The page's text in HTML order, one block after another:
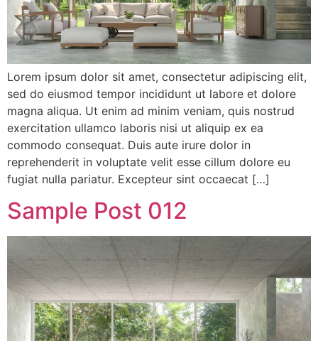
Lorem ipsum dolor sit amet, consectetur adipiscing elit,
sed do eiusmod tempor incididunt ut labore et dolore
magna aliqua. Ut enim ad minim veniam, quis nostrud
exercitation ullamco laboris nisi ut aliquip ex ea
commodo consequat. Duis aute irure dolor in
reprehenderit in voluptate velit esse cillum dolore eu
fugiat nulla pariatur. Excepteur sint occaecat […]
Sample Post 012